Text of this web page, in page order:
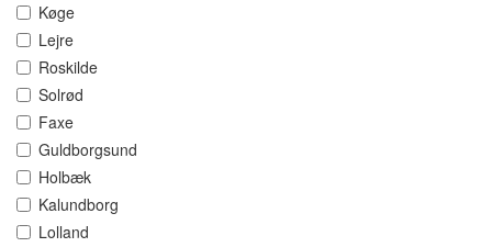
Køge
Lejre
Roskilde
Solrød
Faxe
Guldborgsund
Holbæk
Kalundborg
Lolland